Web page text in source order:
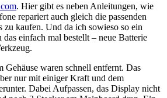
. Hier gibt es neben Anleitungen, wie
repariert auch gleich die passenden
kaufen. Und da ich sowieso so ein
einfach mal bestellt – neue Batterie
Gehäuse waren schnell entfernt. Das
nur mit einiger Kraft und dem
Dabei Aufpassen, das Display nicht